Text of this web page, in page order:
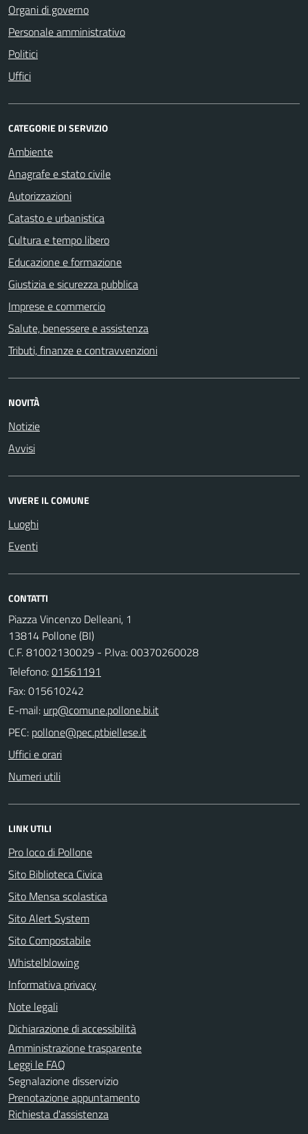
Organi di governo
Personale amministrativo
Politici
Uffici
CATEGORIE DI SERVIZIO
Ambiente
Anagrafe e stato civile
Autorizzazioni
Catasto e urbanistica
Cultura e tempo libero
Educazione e formazione
Giustizia e sicurezza pubblica
Imprese e commercio
Salute, benessere e assistenza
Tributi, finanze e contravvenzioni
NOVITÀ
Notizie
Avvisi
VIVERE IL COMUNE
Luoghi
Eventi
CONTATTI
Piazza Vincenzo Delleani, 1
13814 Pollone (BI)
C.F. 81002130029 - P.Iva: 00370260028
Telefono:01561191
Fax: 015610242
E-mail:
PEC:
Uffici e orari
Numeri utili
LINK UTILI
Pro loco di Pollone
Sito Biblioteca Civica
Sito Mensa scolastica
Sito Alert System
Sito Compostabile
Whistelblowing
Informativa privacy
Note legali
Dichiarazione di accessibilità
Amministrazione trasparente
Leggi le FAQ
Segnalazione disservizio
Prenotazione appuntamento
Richiesta d'assistenza